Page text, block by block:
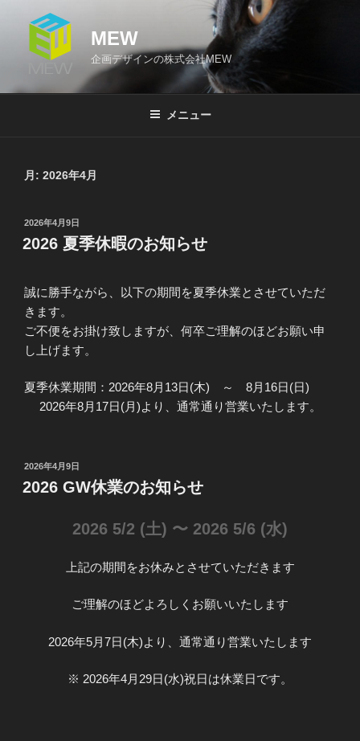
MEW
企画デザインの株式会社MEW
メニュー
月: 2026年4月
投
稿
日:
2026年4月9日
2026 夏季休暇のお知らせ
誠に勝手ながら、以下の期間を夏季休業とさせていただ
きます。
ご不便をお掛け致しますが、何卒ご理解のほどお願い申
し上げます。
夏季休業期間：2026年8月13日(木) ～ 8月16日(日)
2026年8月17日(月)より、通常通り営業いたします。
投
稿
日:
2026年4月9日
2026 GW休業のお知らせ
2026 5/2 (土) 〜 2026 5/6 (水)
上記の期間をお休みとさせていただきます
ご理解のほどよろしくお願いいたします
2026年5月7日(木)より、通常通り営業いたします
※ 2026年4月29日(水)祝日は休業日です。